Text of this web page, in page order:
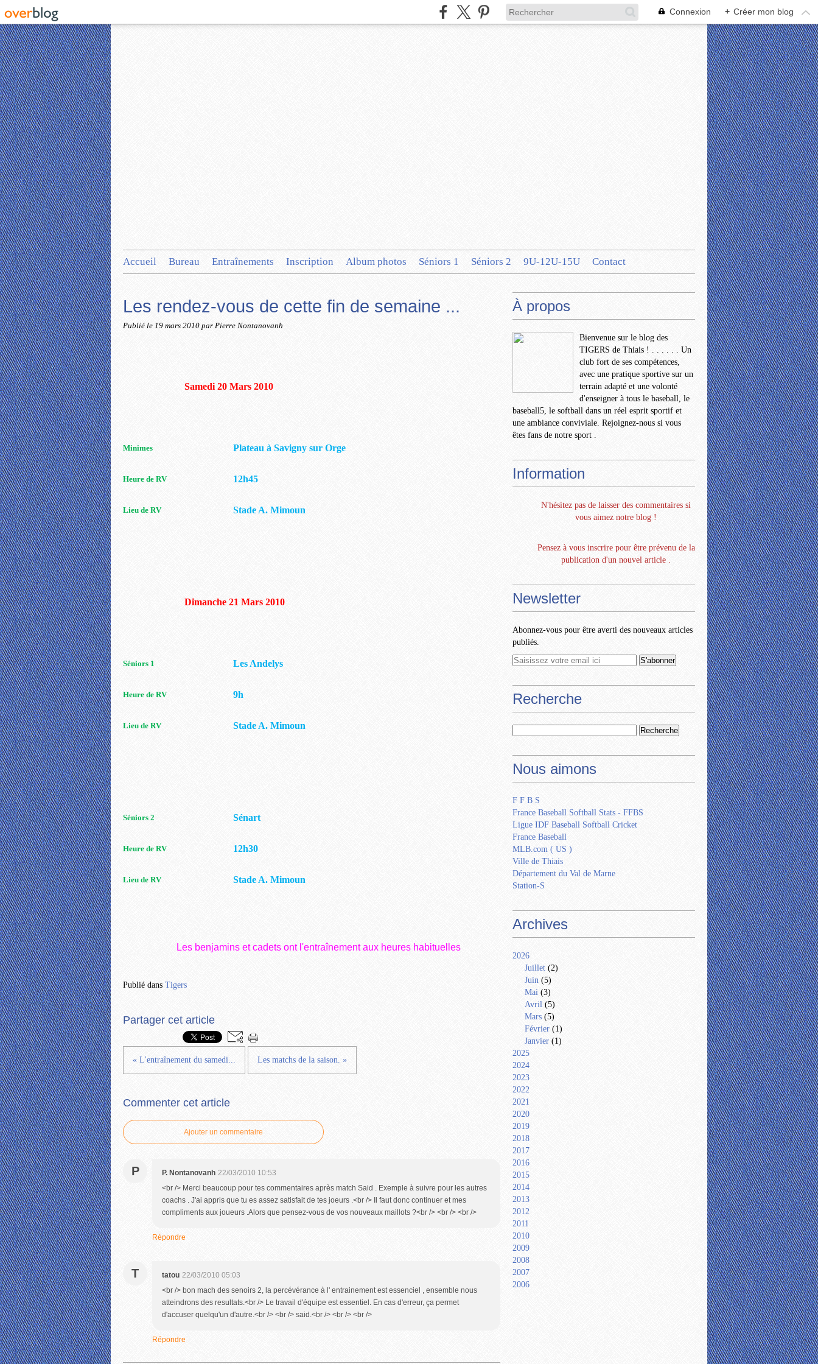
Connexion + Créer mon blog
Accueil Bureau Entraînements Inscription Album photos Séniors 1 Séniors 2 9U-12U-15U Contact
Les rendez-vous de cette fin de semaine ...
Publié le 19 mars 2010 par Pierre Nontanovanh
Samedi 20 Mars 2010
Minimes Plateau à Savigny sur Orge
Heure de RV 12h45
Lieu de RV Stade A. Mimoun
Dimanche 21 Mars 2010
Séniors 1 Les Andelys
Heure de RV 9h
Lieu de RV Stade A. Mimoun
Séniors 2 Sénart
Heure de RV 12h30
Lieu de RV Stade A. Mimoun
Les benjamins et cadets ont l'entraînement aux heures habituelles
Publié dans Tigers
Partager cet article
« L'entraînement du samedi... Les matchs de la saison. »
Commenter cet article
Ajouter un commentaire
P P. Nontanovanh 22/03/2010 10:53
<br /> Merci beaucoup pour tes commentaires après match Said . Exemple à suivre pour les autres
coachs . J'ai appris que tu es assez satisfait de tes joeurs .<br /> Il faut donc continuer et mes
compliments aux joueurs .Alors que pensez-vous de vos nouveaux maillots ?<br /> <br /> <br />
Répondre
T tatou 22/03/2010 05:03
<br /> bon mach des senoirs 2, la percévérance à l' entrainement est essenciel , ensemble nous
atteindrons des resultats.<br /> Le travail d'équipe est essentiel. En cas d'erreur, ça permet
d'accuser quelqu'un d'autre.<br /> <br /> said.<br /> <br /> <br />
Répondre
À propos
Bienvenue sur le blog des
TIGERS de Thiais ! . . . . . . Un
club fort de ses compétences,
avec une pratique sportive sur un
terrain adapté et une volonté
d'enseigner à tous le baseball, le
baseball5, le softball dans un réel esprit sportif et
une ambiance conviviale. Rejoignez-nous si vous
êtes fans de notre sport .
Information
N'hésitez pas de laisser des commentaires si
vous aimez notre blog !
Pensez à vous inscrire pour être prévenu de la
publication d'un nouvel article .
Newsletter
Abonnez-vous pour être averti des nouveaux articles
publiés.
Recherche
Nous aimons
F F B S
France Baseball Softball Stats - FFBS
Ligue IDF Baseball Softball Cricket
France Baseball
MLB.com ( US )
Ville de Thiais
Département du Val de Marne
Station-S
Archives
2026
Juillet (2)
Juin (5)
Mai (3)
Avril (5)
Mars (5)
Février (1)
Janvier (1)
2025
2024
2023
2022
2021
2020
2019
2018
2017
2016
2015
2014
2013
2012
2011
2010
2009
2008
2007
2006